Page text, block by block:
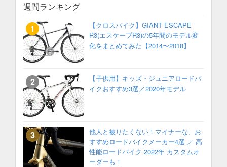
週間ランキング
【クロスバイク】GIANT ESCAPE
R3(エスケープR3)の5年間のモデル変
化をまとめてみた【2014〜2018】
【子供用】キッズ・ジュニアロードバ
イクおすすめ3選／2020年モデル
他人と被りたくない！マイナーな、お
すすめロードバイクメーカー4選 ／ 高
性能ロードバイク 2022年 カスタムオ
ーダーも！